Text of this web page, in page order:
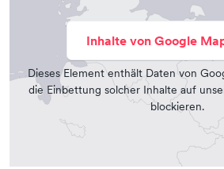
Inhalte von Google
Dieses Element enthält Daten von
die Einbettung solcher Inhalte auf
blockieren.